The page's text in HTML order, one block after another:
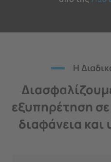
H
εξυπηρέτηση
διαφάνεια